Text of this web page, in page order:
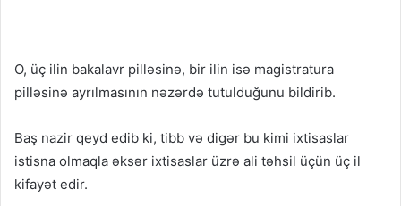
O, üç ilin bakalavr pilləsinə, bir ilin isə magistratura
pilləsinə ayrılmasının nəzərdə tutulduğunu bildirib.
Baş nazir qeyd edib ki, tibb və digər bu kimi ixtisaslar
istisna olmaqla əksər ixtisaslar üzrə ali təhsil üçün üç il
kifayət edir.